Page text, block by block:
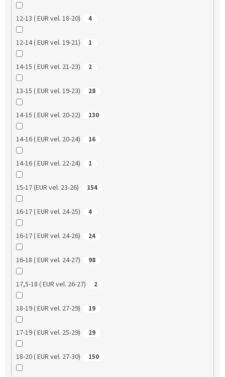
12-13 ( EUR vel. 18-20) 4
12-14 ( EUR vel. 19-21) 1
14-15 ( EUR vel. 21-23) 2
13-15 ( EUR vel. 19-23) 28
14-15 ( EUR vel. 20-22) 130
14-16 ( EUR vel. 20-24) 16
14-16 ( EUR vel. 22-24) 1
15-17 (EUR vel. 23-26) 154
16-17 ( EUR vel. 24-25) 4
16-17 ( EUR vel. 24-26) 24
16-18 ( EUR vel. 24-27) 98
17,5-18 ( EUR vel. 26-27) 2
18-19 ( EUR vel. 27-29) 19
17-19 ( EUR vel. 25-29) 29
18-20 ( EUR vel. 27-30) 150